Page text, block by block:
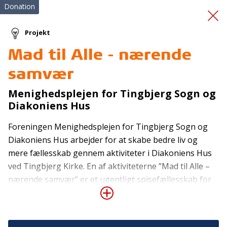
Førstehjælpskurser
Donation
Projekt
Mad til Alle - nærende
samvær
Menighedsplejen for Tingbjerg Sogn og
Diakoniens Hus
Foreningen Menighedsplejen for Tingbjerg Sogn og
Diakoniens Hus arbejder for at skabe bedre liv og
mere fællesskab gennem aktiviteter i Diakoniens Hus
ved Tingbjerg Kirke. En af aktiviteterne ”Mad til Alle –
nærende samvær” er et ugentligt spisefællesskab for
ca. 50 personer pr. gang, hvor der er fokus på sund og
til alle og kulturelle indslag i form af oplæsning, sang
Tilmeld nyhedsbrev
De seneste nyheder om TrygFondens og TryghedsGruppens
aktiviteter direkte i din indbakke.